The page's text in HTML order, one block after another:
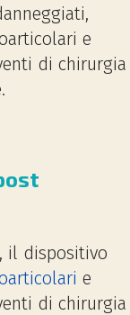
e
di chirurgia
il dispositivo
e
di chirurgia